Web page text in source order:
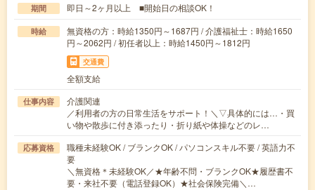
期間 即日～2ヶ月以上 ■開始日の相談OK！
時給
無資格の方：時給1350円～1687円 / 介護福祉士：時給1650
円～2062円 / 初任者以上：時給1450円～1812円
交通費
全額支給
仕事内容
介護関連
／利用者の方の日常生活をサポート！＼▽具体的には…・買
い物や散歩に付き添ったり・折り紙や体操などのレ…
応募資格
職種未経験OK / ブランクOK / パソコンスキル不要 / 英語力不
要
＼無資格＊未経験OK／★年齢不問・ブランクOK★履歴書不
要・来社不要（電話登録OK）★社会保険完備＼…